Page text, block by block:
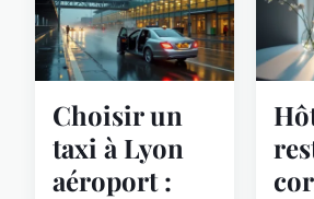
Choisir un
taxi à Lyon
aéroport :